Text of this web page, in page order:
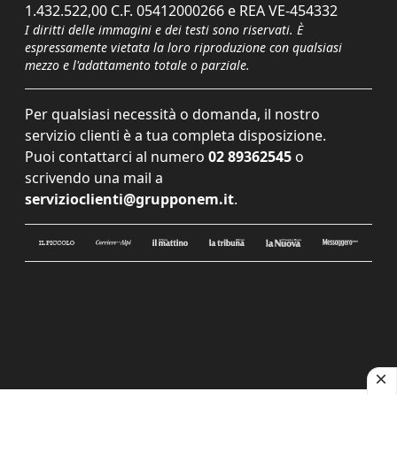
1.432.522,00 C.F. 05412000266 e REA VE-454332
I diritti delle immagini e dei testi sono riservati. È
espressamente vietata la loro riproduzione con qualsiasi
mezzo e l'adattamento totale o parziale.
Per qualsiasi necessità o domanda, il nostro
servizio clienti è a tua completa disposizione.
Puoi contattarci al numero 02 89362545 o
scrivendo una mail a
servizioclienti@grupponem.it.